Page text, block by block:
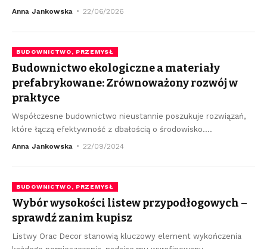
Anna Jankowska 22/06/2026
BUDOWNICTWO, PRZEMYSŁ
Budownictwo ekologiczne a materiały
prefabrykowane: Zrównoważony rozwój w
praktyce
Współczesne budownictwo nieustannie poszukuje rozwiązań,
które łączą efektywność z dbałością o środowisko.…
Anna Jankowska 22/09/2024
BUDOWNICTWO, PRZEMYSŁ
Wybór wysokości listew przypodłogowych –
sprawdź zanim kupisz
Listwy Orac Decor stanowią kluczowy element wykończenia